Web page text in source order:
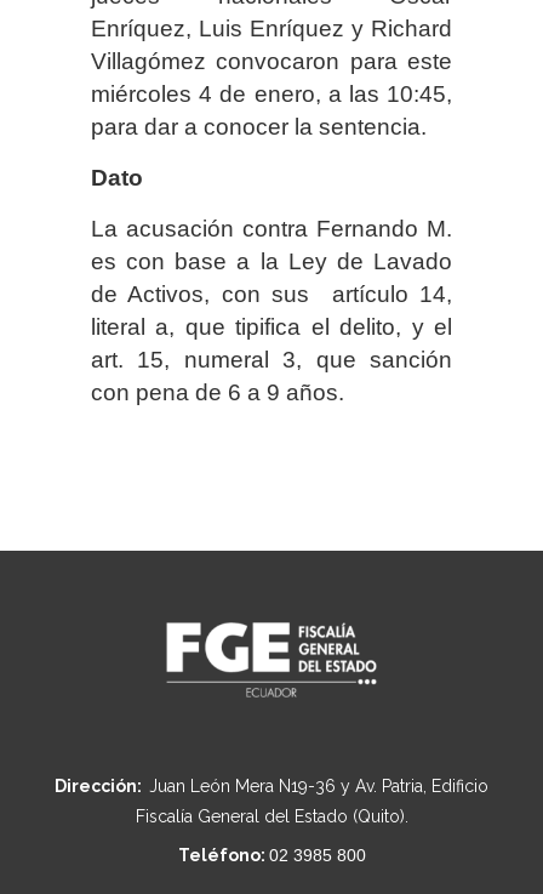
Enríquez, Luis Enríquez y Richard
Villagómez convocaron para este
miércoles 4 de enero, a las 10:45,
para dar a conocer la sentencia.
Dato
La acusación contra Fernando M.
es con base a la Ley de Lavado
de Activos, con sus artículo 14,
literal a, que tipifica el delito, y el
art. 15, numeral 3, que sanción
con pena de 6 a 9 años.
Dirección: Juan León Mera N19-36 y Av. Patria, Edificio
Fiscalía General del Estado (Quito).
Teléfono: 02 3985 800